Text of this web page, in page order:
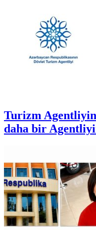
Turizm
daha bir